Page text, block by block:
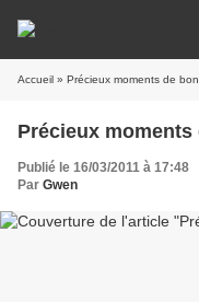
Accueil » Précieux moments de
Précieux moments
Publié le 16/03/2011 à 17:48
Par Gwen